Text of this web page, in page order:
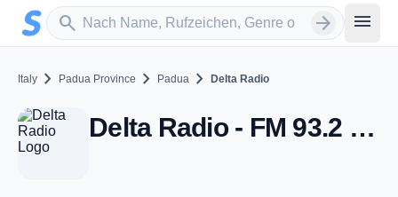
Zum Hauptinhalt springen
search
Sender suchen arrow_forward menu
Italy chevron_right Padua Province chevron_right Padua chevron_right Delta Radio
Delta Radio - FM 93.2 - Padua